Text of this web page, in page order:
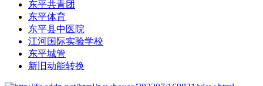
东平共青团
东平体育
东平县中医院
江河国际实验学校
东平城管
新旧动能转换